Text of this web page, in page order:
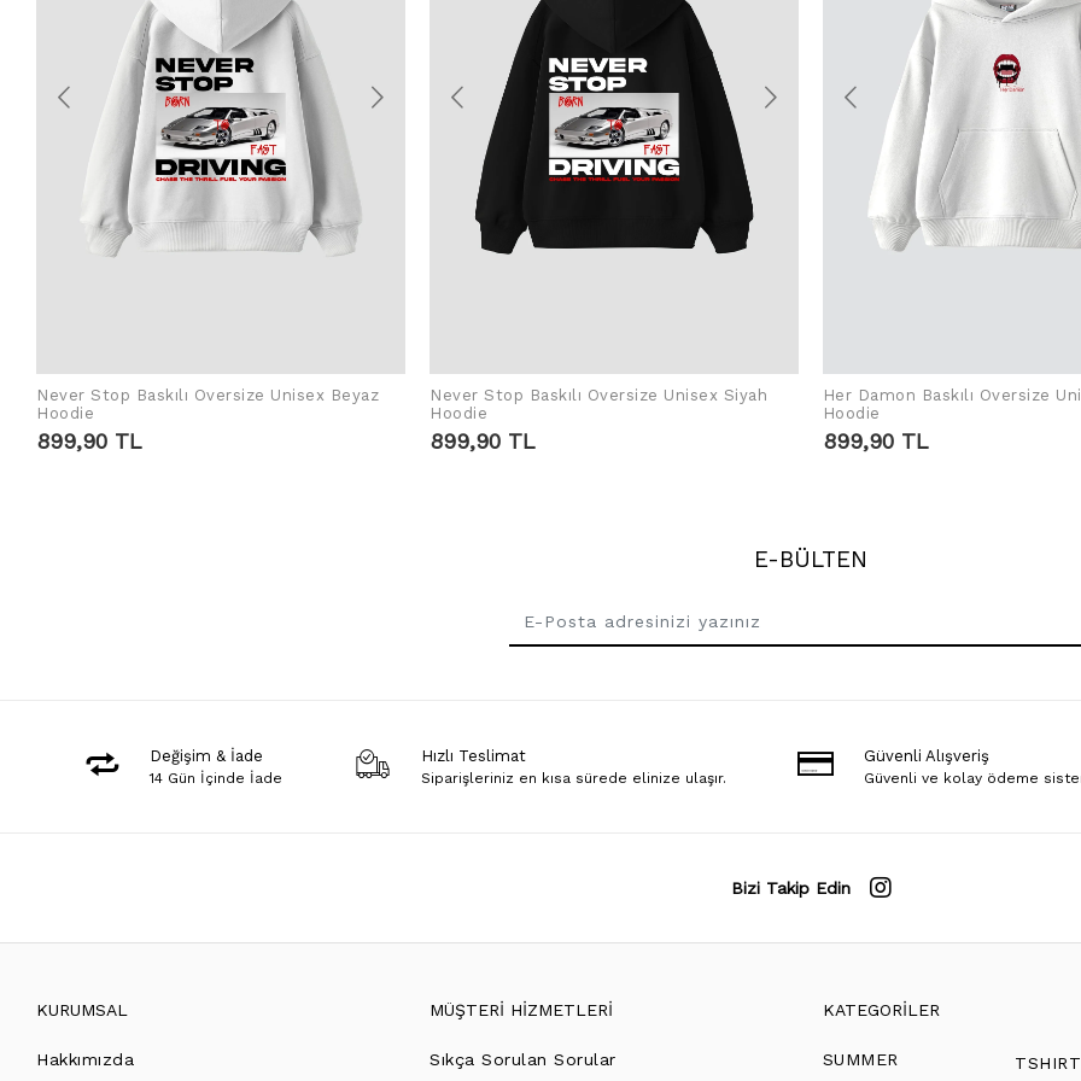
Never Stop Baskılı Oversize Unisex Beyaz
Hoodie
899,90 TL
Never Stop Baskılı Oversize Unisex Siyah
Hoodie
899,90 TL
Her Damon Baskılı Oversize
Hoodie
899,90 TL
E-BÜLTEN
Değişim & İade
14 Gün İçinde İade
Hızlı Teslimat
Siparişleriniz en kısa sürede elinize ulaşır.
Güvenli Alışveriş
Güvenli ve kolay ödeme
Bizi Takip Edin
KURUMSAL
Hakkımızda
MÜŞTERİ HİZMETLERİ
Sıkça Sorulan Sorular
KATEGORİLER
SUMMER TSHIRT